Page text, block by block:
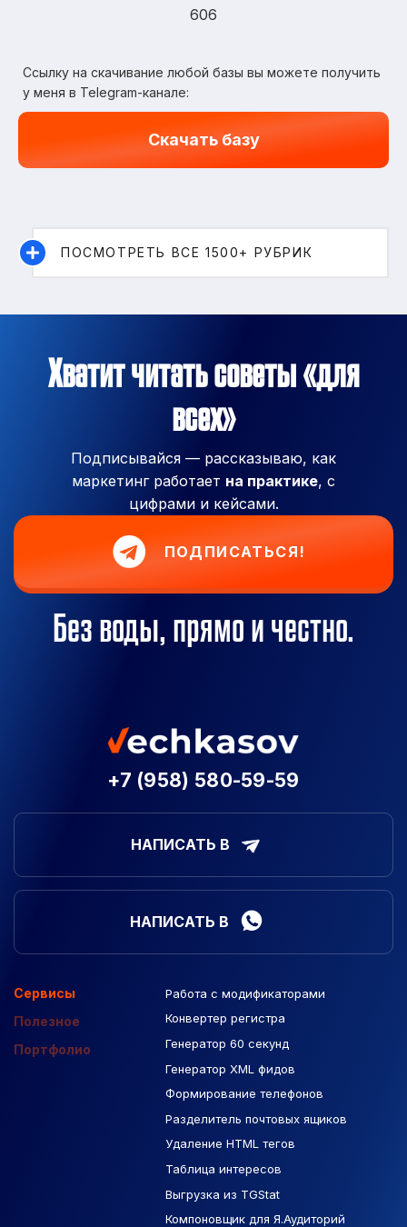
606
Ссылку на скачивание любой базы вы можете получить
у меня в Telegram-канале:
Скачать базу
ПОСМОТРЕТЬ ВСЕ 1500+ РУБРИК
Хватит читать советы «для
всех»
Подписывайся — рассказываю, как
маркетинг работает на практике, с
цифрами и кейсами.
ПОДПИСАТЬСЯ!
Без воды, прямо и честно.
+7 (958) 580-59-59
НАПИСАТЬ В
НАПИСАТЬ В
Сервисы
Полезное
Портфолио
Работа с модификаторами
Конвертер регистра
Генератор 60 секунд
Генератор XML фидов
Формирование телефонов
Разделитель почтовых ящиков
Удаление HTML тегов
Таблица интересов
Выгрузка из TGStat
Компоновщик для Я.Аудиторий
Подборка сайтов
Макеты Figma
База Яндекс Карты
РСЯ площадки
Созданные сайты
Контекстная реклама